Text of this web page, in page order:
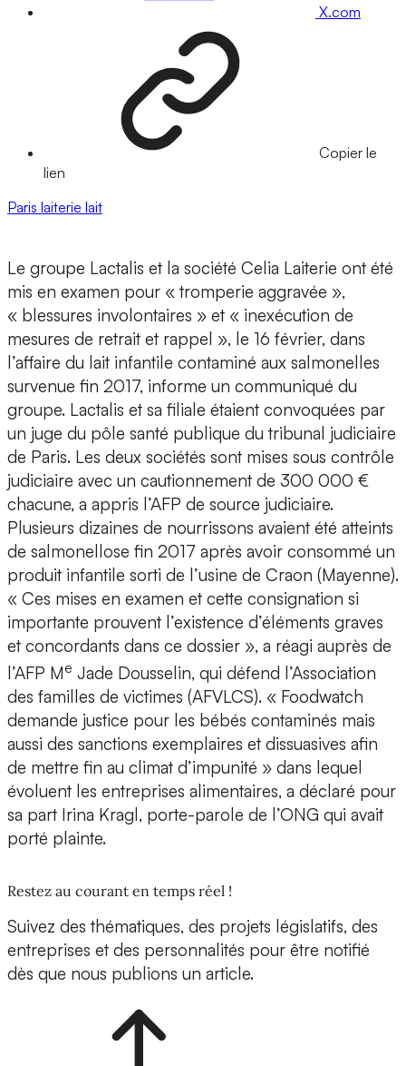
X.com
Copier le
lien
Paris laiterie lait
Le groupe Lactalis et la société Celia Laiterie ont été
mis en examen pour « tromperie aggravée »,
« blessures involontaires » et « inexécution de
mesures de retrait et rappel », le 16 février, dans
l’affaire du lait infantile contaminé aux salmonelles
survenue fin 2017, informe un communiqué du
groupe. Lactalis et sa filiale étaient convoquées par
un juge du pôle santé publique du tribunal judiciaire
de Paris. Les deux sociétés sont mises sous contrôle
judiciaire avec un cautionnement de 300 000 €
chacune, a appris l’AFP de source judiciaire.
Plusieurs dizaines de nourrissons avaient été atteints
de salmonellose fin 2017 après avoir consommé un
produit infantile sorti de l’usine de Craon (Mayenne).
« Ces mises en examen et cette consignation si
importante prouvent l’existence d’éléments graves
et concordants dans ce dossier », a réagi auprès de
l’AFP Me Jade Dousselin, qui défend l’Association
des familles de victimes (AFVLCS). « Foodwatch
demande justice pour les bébés contaminés mais
aussi des sanctions exemplaires et dissuasives afin
de mettre fin au climat d’impunité » dans lequel
évoluent les entreprises alimentaires, a déclaré pour
sa part Irina Kragl, porte-parole de l’ONG qui avait
porté plainte.
Restez au courant en temps réel !
Suivez des thématiques, des projets législatifs, des
entreprises et des personnalités pour être notifié
dès que nous publions un article.